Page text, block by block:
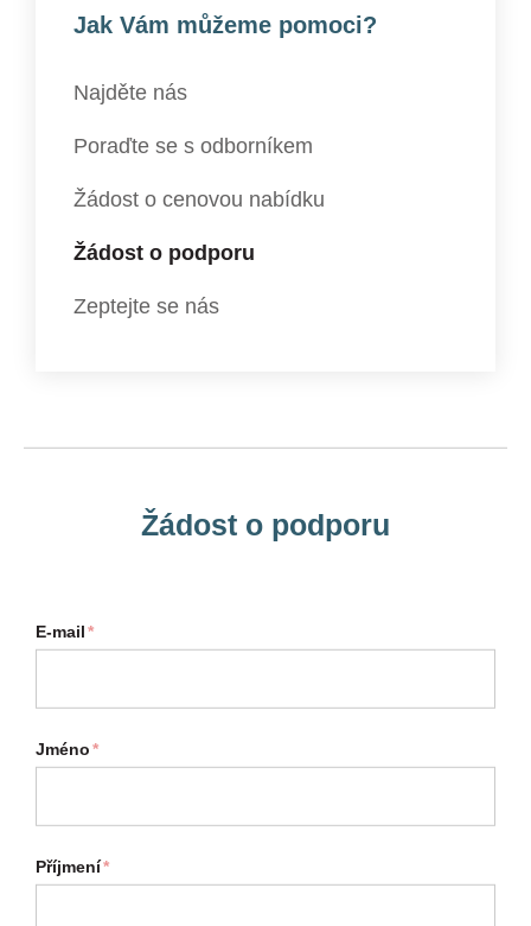
Jak Vám můžeme pomoci?
Najděte nás
Poraďte se s odborníkem
Žádost o cenovou nabídku
Žádost o podporu
Zeptejte se nás
Žádost o podporu
E-mail*
Jméno*
Příjmení*